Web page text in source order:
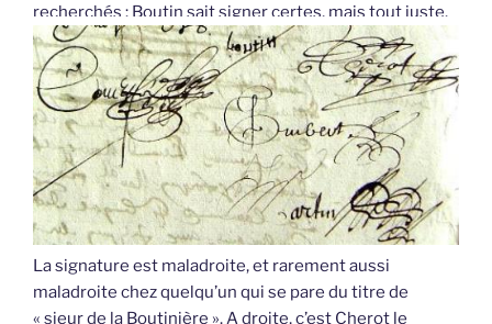
recherchés : Boutin sait signer certes, mais tout juste.
La signature est maladroite, et rarement aussi
maladroite chez quelqu’un qui se pare du titre de
« sieur de la Boutinière ». A droite, c’est Cherot le